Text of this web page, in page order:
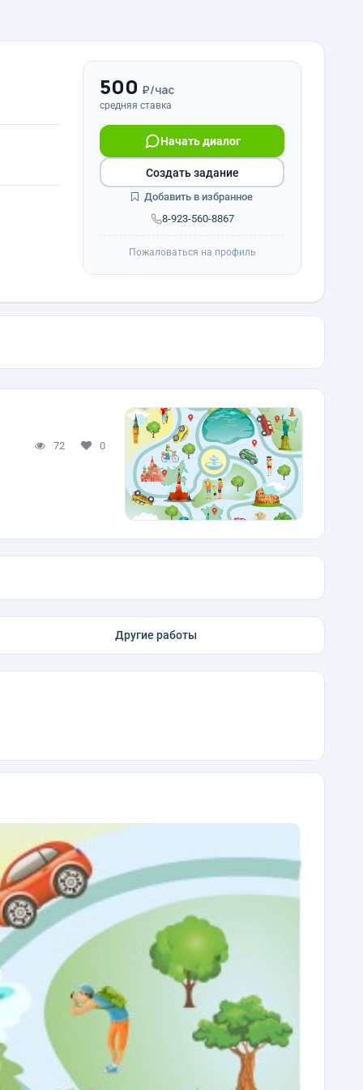
500 ₽/час
средняя ставка
8-923-560-8867
Начать диалог
Создать задание
Добавить в избранное
Пожаловаться на профиль
72 0
Другие работы